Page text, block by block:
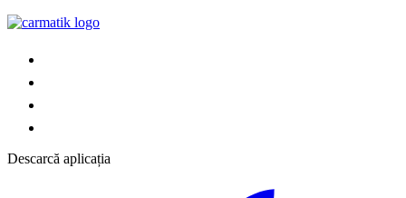
Descarcă aplicația